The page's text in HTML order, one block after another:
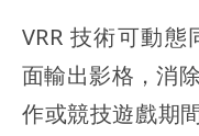
VRR 技術可動
面輸出影格，消
作或競技遊戲期